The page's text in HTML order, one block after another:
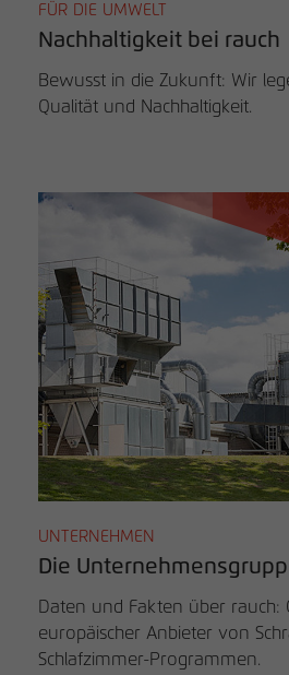
FÜR DIE UMWELT
Nachhaltigkeit bei rauch
Bewusst in die Zukunft: Wir
Qualität und Nachhaltigkeit.
UNTERNEHMEN
Die
Daten und Fakten über rauch:
europäischer Anbieter von
Schlafzimmer-Programmen.